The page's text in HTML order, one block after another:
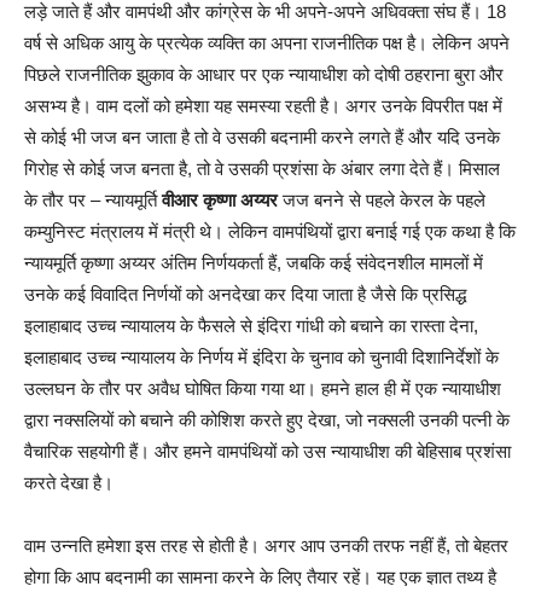
लड़े जाते हैं और वामपंथी और कांग्रेस के भी अपने-अपने अधिवक्ता संघ हैं। 18
वर्ष से अधिक आयु के प्रत्येक व्यक्ति का अपना राजनीतिक पक्ष है। लेकिन अपने
पिछले राजनीतिक झुकाव के आधार पर एक न्यायाधीश को दोषी ठहराना बुरा और
असभ्य है। वाम दलों को हमेशा यह समस्या रहती है। अगर उनके विपरीत पक्ष में
से कोई भी जज बन जाता है तो वे उसकी बदनामी करने लगते हैं और यदि उनके
गिरोह से कोई जज बनता है, तो वे उसकी प्रशंसा के अंबार लगा देते हैं। मिसाल
के तौर पर – न्यायमूर्तिवीआर कृष्णा अय्यरजज बनने से पहले केरल के पहले
कम्युनिस्ट मंत्रालय में मंत्री थे। लेकिन वामपंथियों द्वारा बनाई गई एक कथा है कि
न्यायमूर्ति कृष्णा अय्यर अंतिम निर्णयकर्ता हैं, जबकि कई संवेदनशील मामलों में
उनके कई विवादित निर्णयों को अनदेखा कर दिया जाता है जैसे कि प्रसिद्ध
इलाहाबाद उच्च न्यायालय के फैसले से इंदिरा गांधी को बचाने का रास्ता देना,
इलाहाबाद उच्च न्यायालय के निर्णय में इंदिरा के चुनाव को चुनावी दिशानिर्देशों के
उल्लघन के तौर पर अवैध घोषित किया गया था। हमने हाल ही में एक न्यायाधीश
द्वारा नक्सलियों को बचाने की कोशिश करते हुए देखा, जो नक्सली उनकी पत्नी के
वैचारिक सहयोगी हैं। और हमने वामपंथियों को उस न्यायाधीश की बेहिसाब प्रशंसा
करते देखा है।
वाम उन्नति हमेशा इस तरह से होती है। अगर आप उनकी तरफ नहीं हैं, तो बेहतर
होगा कि आप बदनामी का सामना करने के लिए तैयार रहें। यह एक ज्ञात तथ्य है